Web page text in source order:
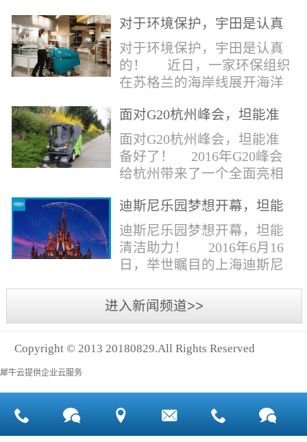
含有极少量的方解石，表面
能看出具有矿物颗粒的结晶
体，硬度比大理石硬，硬度
在6.5左右。维护比大理石容
染，花岗石的种类根据石英,
同。清洁公司花岗石晶面处
理技术方案有如下要点：
一、清洁设备、工具石材翻
新机、石材晶面处理机、吸
水吸尘器、吹风机、花岗
石...
对于环境保护，宇田是认真
的！
对于环境保护，宇田是认真
的！ 近日，一家环保组织
在苏格兰的海岸线展开海洋
洋塑料垃圾对英国海洋生物
所带来的影响。他们发现至
少有30个海滩存在塑料污染
的情况。 该组织发动当地
动中，希望以此提高公众对
理想中，大海...
面对G20杭州峰会，坦能准
备好了！
面对G20杭州峰会，坦能准
备好了！ 2016年G20峰会
给杭州带来了一个全面亮相
球国际组织和世界人民检阅
的一次大考。多国元首齐聚
杭州，在欣赏美丽西湖景色
的同事，第一印象就是杭州
览城是本次峰会举办的核心
区域，主要囊括了奥体中
心、国际博览中心、超高层
双塔酒店和地铁上盖物业，
迪斯尼乐园梦想开幕，坦能
清洁助力！
迪斯尼乐园梦想开幕，坦能
清洁助力！ 2016年6月16
日，举世瞩目的上海迪斯尼
奇想花园、探险岛、宝藏
湾、明日世界和梦幻世界，
开神秘面纱。根据迪斯尼官
球接待人数最多的迪斯尼乐
园！ 位于浦东新区川...
进入新闻频道>>
Copyright © 2013 20180829.All Rights Reserved
犀牛云提供企业云服务